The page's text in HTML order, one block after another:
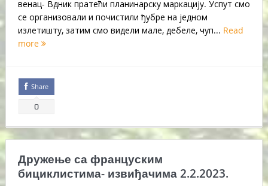
венац- Вдник пратећи планинарску маркацију. Успут смо
се организовали и почистили ђубре на једном
излетишту, затим смо видели мале, дебеле, чуп... Read
more
Share
0
Дружење са француским
бициклистима- извиђачима 2.2.2023.